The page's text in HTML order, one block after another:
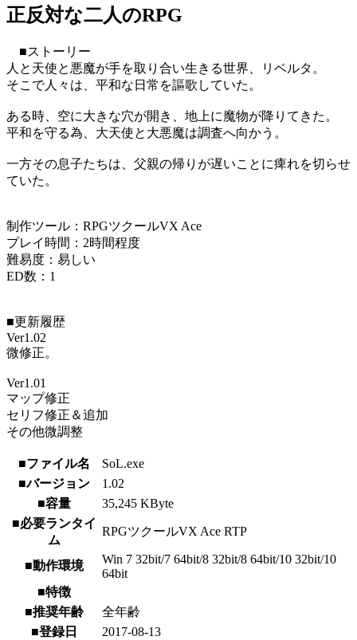
正反対な二人のRPG
■ストーリー
人と天使と悪魔が手を取り合い生きる世界、リベルタ。
そこで人々は、平和な日常を謳歌していた。
ある時、空に大きな穴が開き、地上に魔物が降りてきた。
平和を守る為、大天使と大悪魔は調査へ向かう。
一方その息子たちは、父親の帰りが遅いことに痺れを切らせ
ていた。
制作ツール：RPGツクールVX Ace
プレイ時間：2時間程度
難易度：易しい
ED数：1
■更新履歴
Ver1.02
微修正。
Ver1.01
マップ修正
セリフ修正＆追加
その他微調整
■ファイル名
SoL.exe
■バージョン
1.02
■容量
35,245 KByte
■必要ランタイ
ム
RPGツクールVX Ace RTP
■動作環境
Win 7 32bit/7 64bit/8 32bit/8 64bit/10 32bit/10
64bit
■特徴
■推奨年齢
全年齢
■登録日
2017-08-13